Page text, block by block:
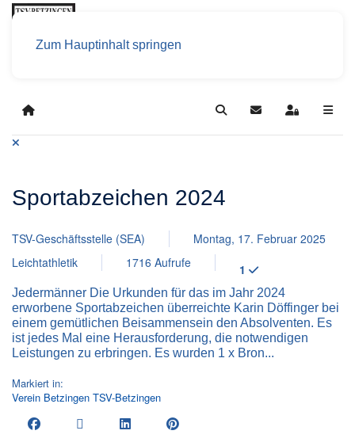
Zum Hauptinhalt springen
Home SearchUpdatesSign In
Sportabzeichen 2024
TSV-Geschäftsstelle (SEA)
Montag, 17. Februar 2025
Leichtathletik
1716 Aufrufe 1
Jedermänner Die Urkunden für das im Jahr 2024
erworbene Sportabzeichen überreichte Karin Döffinger bei
einem gemütlichen Beisammensein den Absolventen. Es
ist jedes Mal eine Herausforderung, die notwendigen
Leistungen zu erbringen. Es wurden 1 x Bron...
Markiert in:
Verein Betzingen TSV-Betzingen